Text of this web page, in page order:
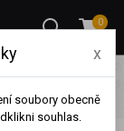
0
Micelár Casein
x
soubory obecně
souhlas.